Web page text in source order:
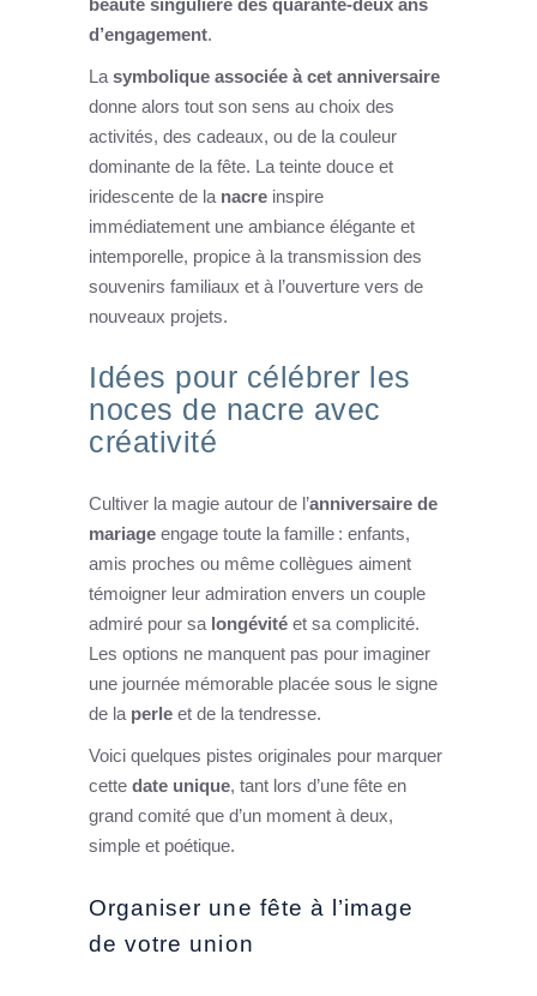
beauté singulière des quarante-deux ans
d’engagement.
Lasymbolique associée à cet anniversaire
donne alors tout son sens au choix des
activités, des cadeaux, ou de la couleur
dominante de la fête. La teinte douce et
iridescente de la nacre inspire
immédiatement une ambiance élégante et
intemporelle, propice à la transmission des
souvenirs familiaux et à l’ouverture vers de
nouveaux projets.
Idées pour célébrer les
noces de nacre avec
créativité
Cultiver la magie autour de l’anniversaire de
mariage engage toute la famille : enfants,
amis proches ou même collègues aiment
témoigner leur admiration envers un couple
admiré pour sa longévité et sa complicité.
Les options ne manquent pas pour imaginer
une journée mémorable placée sous le signe
de la perle et de la tendresse.
Voici quelques pistes originales pour marquer
cette date unique, tant lors d’une fête en
grand comité que d’un moment à deux,
simple et poétique.
Organiser une fête à l’image
de votre union